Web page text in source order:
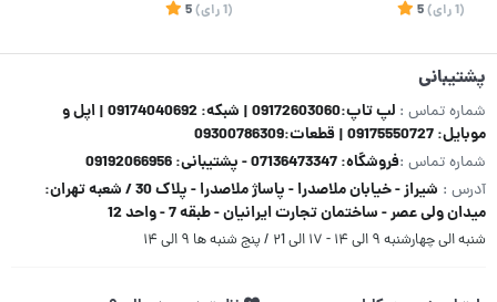
(1 رای)
5
(1 رای)
5
پشتیبانی
شماره تماس :
لپ تاپ:09172603060 | شبکه: 09174040692 | اپل و
موبایل: 09175550727 | قطعات:09300786309
شماره تماس :فروشگاه: 07136473347 - پشتیبانی: 09192066956
آدرس :
شیراز - خیابان ملاصدرا - پاساژ ملاصدرا - پلاک 30 / شعبه تهران:
میدان ولی عصر - ساختمان تجارت ایرانیان - طبقه 7 - واحد 12
شنبه الی چهارشنبه ۹ الی ۱۴ - ۱۷ الی ۲1 / پنج شنبه ها ۹ الی ۱۴